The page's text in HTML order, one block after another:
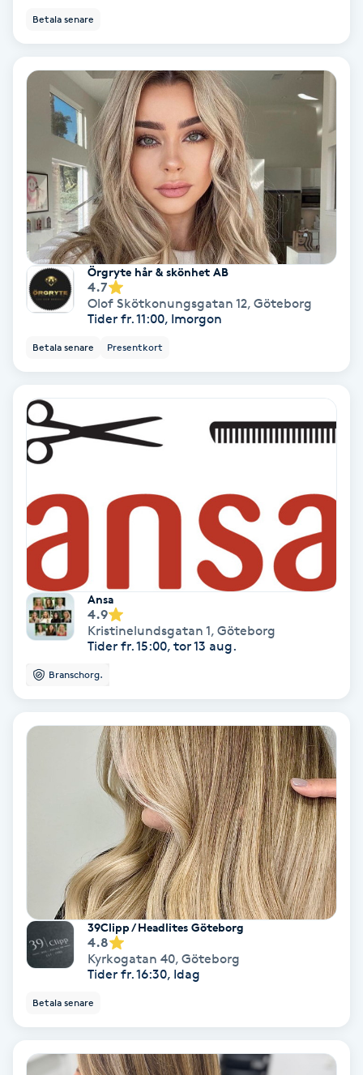
Hatha Yoga
Headspa
Healing
Herrklippning
HIFU
Hollywood Peel
Hot Stone Massage
Hudföryngring
Hudvård
Hyaluronsyra
Hyperhidros
Hårborttagning
Hårbottenbehandling
Hårförlängning
Hälsprickor
Idrottsmassage
Betala senare
Örgryte hår & skönhet AB
4.7
Olof Skötkonungsgatan 12, Göteborg
Tider fr. 11:00, Imorgon
Betala senare Presentkort
Ansa
4.9
Kristinelundsgatan 1, Göteborg
Tider fr. 15:00, tor 13 aug.
Branschorg.
39Clipp / Headlites Göteborg
4.8
Kyrkogatan 40, Göteborg
Tider fr. 16:30, Idag
Betala senare